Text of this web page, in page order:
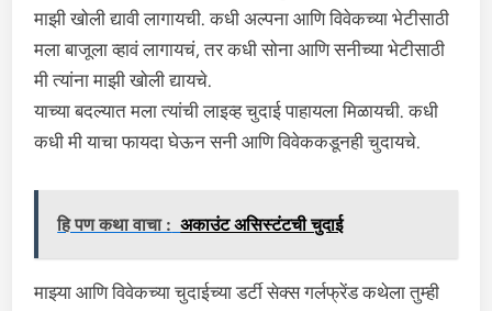
माझी खोली द्यावी लागायची. कधी अल्पना आणि विवेकच्या भेटीसाठी
मला बाजूला व्हावं लागायचं, तर कधी सोना आणि सनीच्या भेटीसाठी
मी त्यांना माझी खोली द्यायचे.
याच्या बदल्यात मला त्यांची लाइव्ह चुदाई पाहायला मिळायची. कधी
कधी मी याचा फायदा घेऊन सनी आणि विवेककडूनही चुदायचे.
हि पण कथा वाचा : अकाउंट असिस्टंटची चुदाई
माझ्या आणि विवेकच्या चुदाईच्या डर्टी सेक्स गर्लफ्रेंड कथेला तुम्ही